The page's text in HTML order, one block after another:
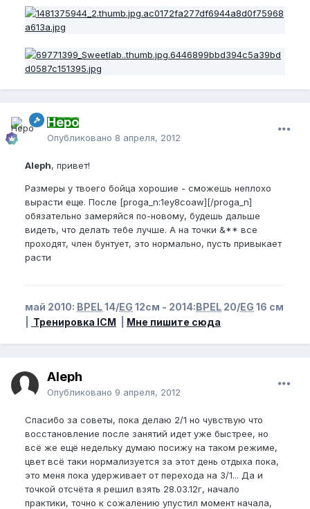
Неро
Опубликовано 8 апреля, 2012
Aleph, привет!
Размеры у твоего бойца хорошие - сможешь неплохо
вырасти еще. После [proga_n:1ey8coaw][/proga_n]
обязательно замеряйся по-новому, будешь дальше
видеть, что делать тебе лучше. А на точки &** все
проходят, член бунтует, это нормально, пусть привыкает
расти
май 2010: BPEL14/EG 12см - 2014:BPEL 20/EG 16 см
Тренировка ICM Мне пишите сюда
Aleph
Опубликовано 9 апреля, 2012
Спасибо за советы, пока делаю 2/1 но чувствую что
восстановление после занятий идет уже быстрее, но
всё же ещё недельку думаю посижу на таком режиме,
цвет всё таки нормализуется за этот день отдыха пока,
это меня пока удерживает от перехода на 3/1... Да и
точкой отсчёта я решил взять 28.03.12г, начало
практики, точно к сожалению упустил момент начала,